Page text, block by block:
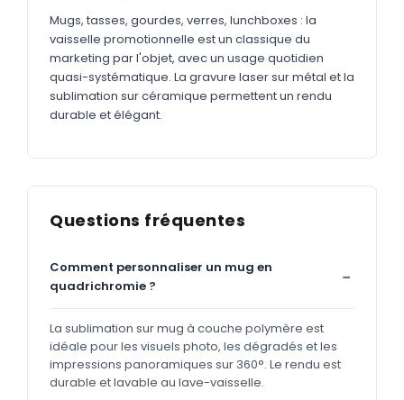
Mugs, tasses, gourdes, verres, lunchboxes : la
vaisselle promotionnelle est un classique du
marketing par l'objet, avec un usage quotidien
quasi-systématique. La gravure laser sur métal et la
sublimation sur céramique permettent un rendu
durable et élégant.
Questions fréquentes
Comment personnaliser un mug en
quadrichromie ?
La sublimation sur mug à couche polymère est
idéale pour les visuels photo, les dégradés et les
impressions panoramiques sur 360°. Le rendu est
durable et lavable au lave-vaisselle.